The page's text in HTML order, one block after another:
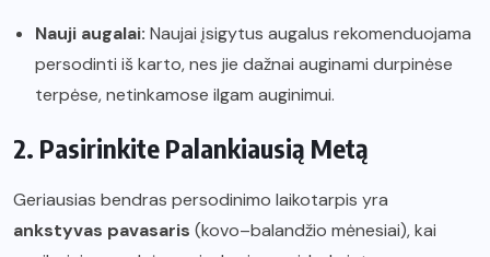
Nauji augalai: Naujai įsigytus augalus rekomenduojama
persodinti iš karto, nes jie dažnai auginami durpinėse
terpėse, netinkamose ilgam auginimui.
2. Pasirinkite Palankiausią Metą
Geriausias bendras persodinimo laikotarpis yra
ankstyvas pavasaris (kovo–balandžio mėnesiai), kai